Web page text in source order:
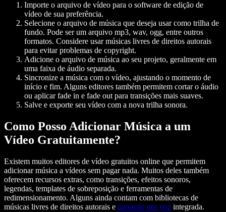
Importe o arquivo de vídeo para o software de edição de
vídeo de sua preferência.
Selecione o arquivo de música que deseja usar como trilha de
fundo. Pode ser um arquivo mp3, wav, ogg, entre outros
formatos. Considere usar músicas livres de direitos autorais
para evitar problemas de copyright.
Adicione o arquivo de música ao seu projeto, geralmente em
uma faixa de áudio separada.
Sincronize a música com o vídeo, ajustando o momento de
início e fim. Alguns editores também permitem cortar o áudio
ou aplicar fade in e fade out para transições mais suaves.
Salve e exporte seu vídeo com a nova trilha sonora.
Como Posso Adicionar Música a um
Vídeo Gratuitamente?
Existem muitos editores de vídeo gratuitos online que permitem
adicionar música a vídeos sem pagar nada. Muitos deles também
oferecem recursos extras, como transições, efeitos sonoros,
legendas, templates de sobreposição e ferramentas de
redimensionamento. Alguns ainda contam com bibliotecas de
músicas livres de direitos autorais e narração por voz integrada.